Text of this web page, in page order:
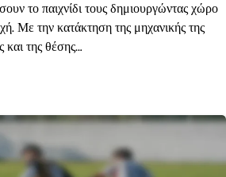
το παιχνίδι τους δημιουργώντας χώρο
Με την κατάκτηση της μηχανικής της
και της θέσης…